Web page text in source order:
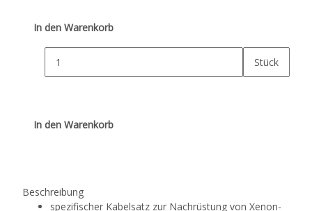
In den Warenkorb
Stück
In den Warenkorb
Beschreibung
spezifischer Kabelsatz zur Nachrüstung von Xenon-